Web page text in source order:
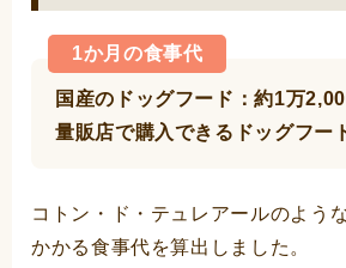
1か月の食事代
国産のドッグフード：約1万
量販店で購入できるドッグフー
コトン・ド・テュレアールのよう
かかる食事代を算出しました。